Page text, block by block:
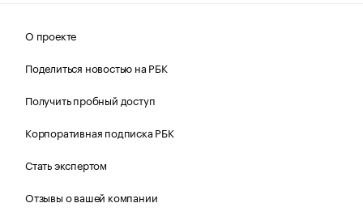
О проекте
Поделиться новостью на РБК
Получить пробный доступ
Корпоративная подписка РБК
Стать экспертом
Отзывы о вашей компании